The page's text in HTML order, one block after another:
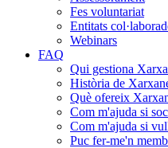
Fes voluntariat
Entitats
Webinars
FAQ
Qui gestiona
Història de
Què ofereix
Com m'ajuda si
Com m'ajuda si
Puc fer-me'n